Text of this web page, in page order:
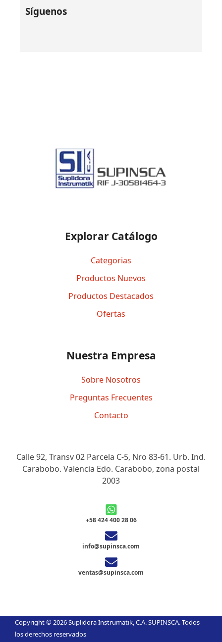
Síguenos
Explorar Catálogo
Categorias
Productos Nuevos
Productos Destacados
Ofertas
Nuestra Empresa
Sobre Nosotros
Preguntas Frecuentes
Contacto
Calle 92, Transv 02 Parcela C-5, Nro 83-61. Urb. Ind.
Carabobo. Valencia Edo. Carabobo, zona postal
2003
+58 424 400 28 06
info@supinsca.com
ventas@supinsca.com
Copyright © 2026 Suplidora Instrumatik, C.A. SUPINSCA. Todos
los derechos reservados